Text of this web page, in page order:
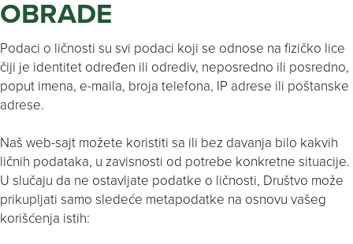
OBRADE
Podaci o ličnosti su svi podaci koji se odnose na fizičko lice
čiji je identitet određen ili odrediv, neposredno ili posredno,
poput imena, e-maila, broja telefona, IP adrese ili poštanske
adrese.
Naš web-sajt možete koristiti sa ili bez davanja bilo kakvih
ličnih podataka, u zavisnosti od potrebe konkretne situacije.
U slučaju da ne ostavljate podatke o ličnosti, Društvo može
prikupljati samo sledeće metapodatke na osnovu vašeg
korišćenja istih: